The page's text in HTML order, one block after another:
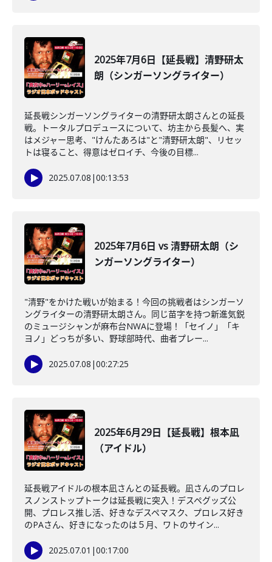
2025年7月6日【延長戦】清野研太
朗（シンガーソングライター）
延長戦シンガーソングライターの清野研太朗さんとの延長
戦。トータルプロデュースについて、坊主から長髪へ、実
はメジャー思考、"けんたあろは"と"清野研太朗"、リセッ
トは寝ること、得意はゼロイチ、今後の目標...
2025.07.08 |00:13:53
2025年7月6日 vs 清野研太朗（シ
ンガーソングライター）
"清野"をかけた戦いが始まる！今回の挑戦者はシンガーソ
ングライターの清野研太朗さん。同じ苗字を持つ新進気鋭
のミュージシャンが麻布台NWAに登場！「セイノ」「キ
ヨノ」どっちが多い、野球部時代、曲者プレー...
2025.07.08 |00:27:25
2025年6月29日【延長戦】根本凪
（アイドル）
延長戦アイドルの根本凪さんとの延長戦。凪さんのプロレ
スノンストップトークは延長戦に突入！デスペグッズ公
開、プロレス推し活、好きなデスペマスク、プロレス好き
のPAさん、好きになったのは５月、ワトのサイン...
2025.07.01 |00:17:00